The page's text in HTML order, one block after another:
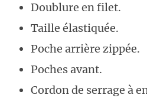
Doublure en filet.
Taille élastiquée.
Poche arrière zippée.
Poches avant.
Cordon de serrage à